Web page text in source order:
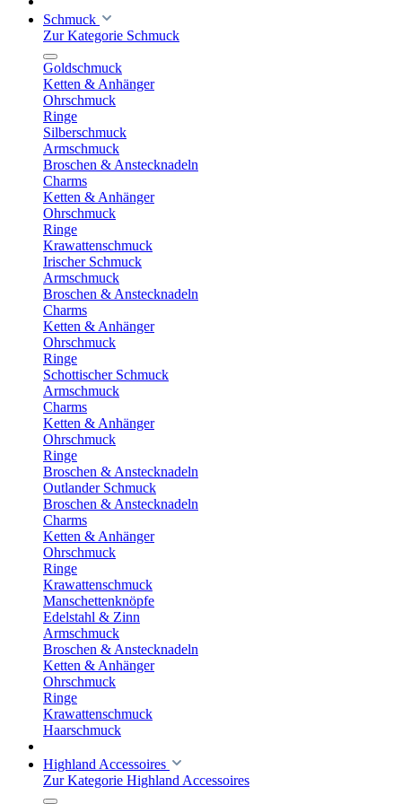
Schmuck
Zur Kategorie Schmuck
Goldschmuck
Ketten & Anhänger
Ohrschmuck
Ringe
Silberschmuck
Armschmuck
Broschen & Anstecknadeln
Charms
Ketten & Anhänger
Ohrschmuck
Ringe
Krawattenschmuck
Irischer Schmuck
Armschmuck
Broschen & Anstecknadeln
Charms
Ketten & Anhänger
Ohrschmuck
Ringe
Schottischer Schmuck
Armschmuck
Charms
Ketten & Anhänger
Ohrschmuck
Ringe
Broschen & Anstecknadeln
Outlander Schmuck
Broschen & Anstecknadeln
Charms
Ketten & Anhänger
Ohrschmuck
Ringe
Krawattenschmuck
Manschettenknöpfe
Edelstahl & Zinn
Armschmuck
Broschen & Anstecknadeln
Ketten & Anhänger
Ohrschmuck
Ringe
Krawattenschmuck
Haarschmuck
Highland Accessoires
Zur Kategorie Highland Accessoires